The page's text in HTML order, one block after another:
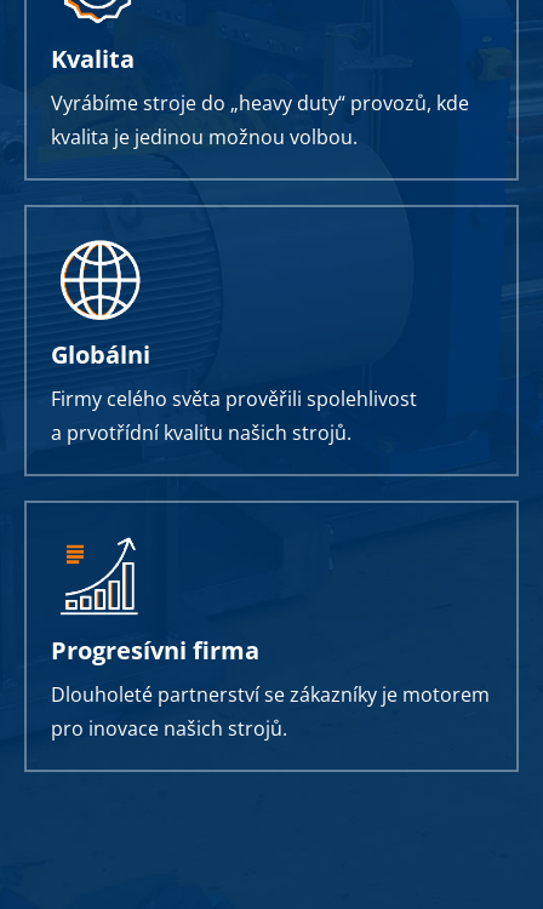
Kvalita
Vyrábíme stroje do „heavy duty“ provozů, kde
kvalita je jedinou možnou volbou.
Globálni
Firmy celého světa prověřili spolehlivost
a prvotřídní kvalitu našich strojů.
Progresívni firma
Dlouholeté partnerství se zákazníky je motorem
pro inovace našich strojů.